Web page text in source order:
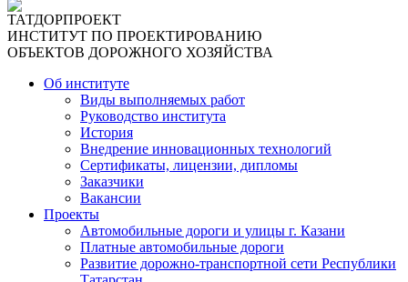
ТАТДОРПРОЕКТ
ИНСТИТУТ ПО ПРОЕКТИРОВАНИЮ
ОБЪЕКТОВ ДОРОЖНОГО ХОЗЯЙСТВА
Об институте
Виды выполняемых работ
Руководство института
История
Внедрение инновационных технологий
Сертификаты, лицензии, дипломы
Заказчики
Вакансии
Проекты
Автомобильные дороги и улицы г. Казани
Платные автомобильные дороги
Развитие дорожно-транспортной сети Республики